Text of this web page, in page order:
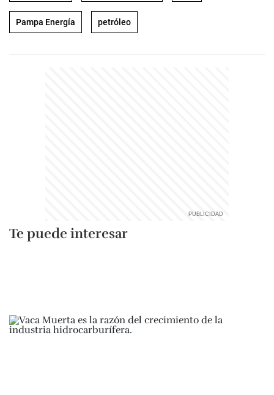
Pampa Energía petróleo
Te puede interesar